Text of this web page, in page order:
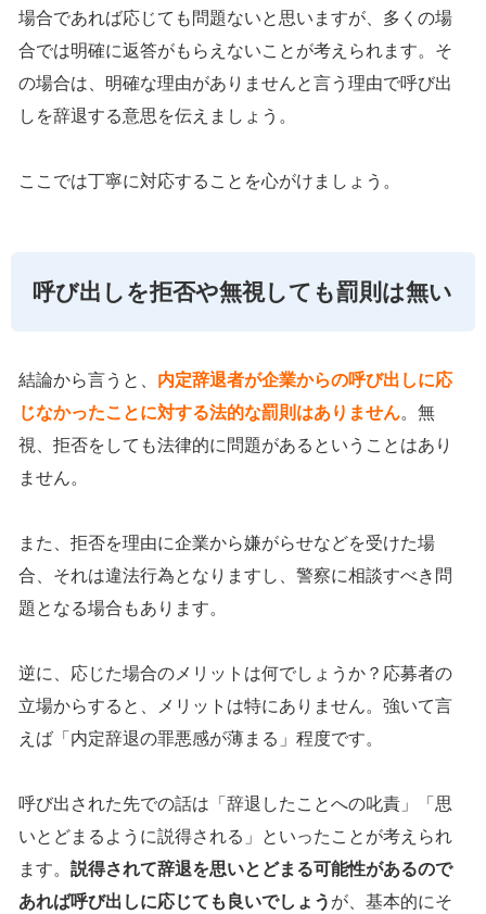
場合であれば応じても問題ないと思いますが、多くの場
合では明確に返答がもらえないことが考えられます。そ
の場合は、明確な理由がありませんと言う理由で呼び出
しを辞退する意思を伝えましょう。
ここでは丁寧に対応することを心がけましょう。
呼び出しを拒否や無視しても罰則は無い
結論から言うと、 内定辞退者が企業からの呼び出しに応
じなかったことに対する法的な罰則はありません。無
視、拒否をしても法律的に問題があるということはあり
ません。
また、拒否を理由に企業から嫌がらせなどを受けた場
合、それは違法行為となりますし、警察に相談すべき問
題となる場合もあります。
逆に、応じた場合のメリットは何でしょうか？応募者の
立場からすると、メリットは特にありません。強いて言
えば「内定辞退の罪悪感が薄まる」程度です。
呼び出された先での話は「辞退したことへの叱責」「思
いとどまるように説得される」といったことが考えられ
ます。 説得されて辞退を思いとどまる可能性があるので
あれば呼び出しに応じても良いでしょう が、基本的にそ